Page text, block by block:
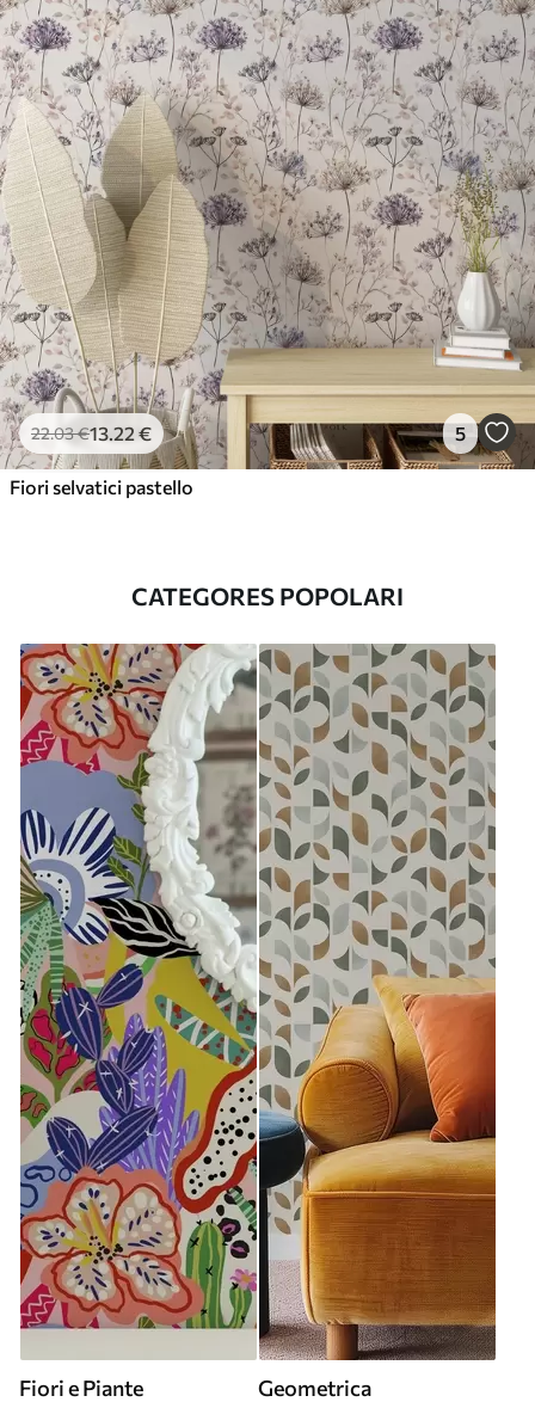
22.03€13.22 € 5
Fiori selvatici pastello
CATEGORES POPOLARI
Fiori e Piante Geometrica